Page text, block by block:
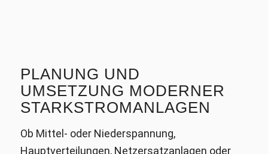
PLANUNG UND
UMSETZUNG MODERNER
STARKSTROMANLAGEN
Ob Mittel- oder Niederspannung,
Hauptverteilungen, Netzersatzanlagen oder